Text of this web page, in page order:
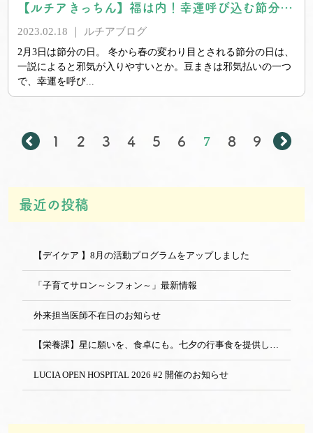
【ルチアきっちん】福は内！幸運呼び込む節分手巻き寿司ランチ♪
2023.02.18 ｜ ルチアブログ
2月3日は節分の日。 冬から春の変わり目とされる節分の日は、
一説によると邪気が入りやすいとか。豆まきは邪気払いの一つ
で、幸運を呼び...
← 1 2 3 4 5 6 7 8 9 →
最近の投稿
【デイケア 】8月の活動プログラムをアップしました
「子育てサロン～シフォン～」最新情報
外来担当医師不在日のお知らせ
【栄養課】星に願いを、食卓にも。七夕の行事食を提供しました
LUCIA OPEN HOSPITAL 2026 #2 開催のお知らせ